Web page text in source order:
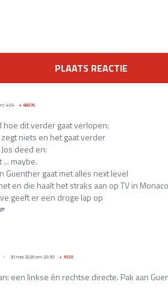
PLAATS REACTIE
4:04 +48576
hoe dit verder gaat verlopen:
niets en het gaat verder
deed en:
maybe.
Guenther gaat met alles next level
en die haalt het straks aan op TV in
geeft er een droge lap op
30 mei 2026 om 20:50 +1033
een linkse én rechtse directe. Pak aan